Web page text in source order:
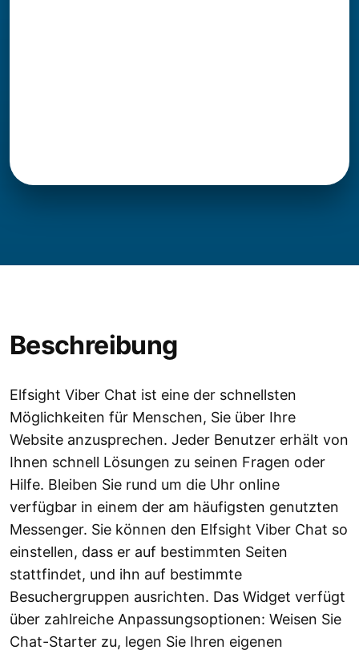
Beschreibung
Elfsight Viber Chat ist eine der schnellsten
Möglichkeiten für Menschen, Sie über Ihre
Website anzusprechen. Jeder Benutzer erhält von
Ihnen schnell Lösungen zu seinen Fragen oder
Hilfe. Bleiben Sie rund um die Uhr online
verfügbar in einem der am häufigsten genutzten
Messenger. Sie können den Elfsight Viber Chat so
einstellen, dass er auf bestimmten Seiten
stattfindet, und ihn auf bestimmte
Besuchergruppen ausrichten. Das Widget verfügt
über zahlreiche Anpassungsoptionen: Weisen Sie
Chat-Starter zu, legen Sie Ihren eigenen